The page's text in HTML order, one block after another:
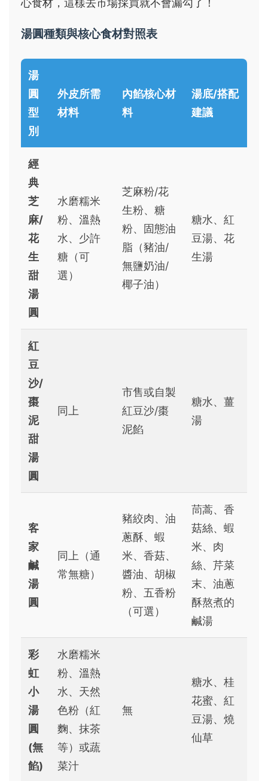
心食材，這樣去市場採買就不會漏勾了！
湯圓種類與核心食材對照表
湯
圓
型
別
外皮所需
材料
內餡核心材
料
湯底/搭配
建議
經
典
芝
麻/
花
生
甜
湯
圓
水磨糯米
粉、溫熱
水、少許
糖（可
選）
芝麻粉/花
生粉、糖
粉、固態油
脂（豬油/
無鹽奶油/
椰子油）
糖水、紅
豆湯、花
生湯
紅
豆
沙/
棗
泥
甜
湯
圓
同上
市售或自製
紅豆沙/棗
泥餡
糖水、薑
湯
客
家
鹹
湯
圓
同上（通
常無糖）
豬絞肉、油
蔥酥、蝦
米、香菇、
醬油、胡椒
粉、五香粉
（可選）
茼蒿、香
菇絲、蝦
米、肉
絲、芹菜
末、油蔥
酥熬煮的
鹹湯
彩
虹
小
湯
圓
(無
餡)
水磨糯米
粉、溫熱
水、天然
色粉（紅
麴、抹茶
等）或蔬
菜汁
無
糖水、桂
花蜜、紅
豆湯、燒
仙草